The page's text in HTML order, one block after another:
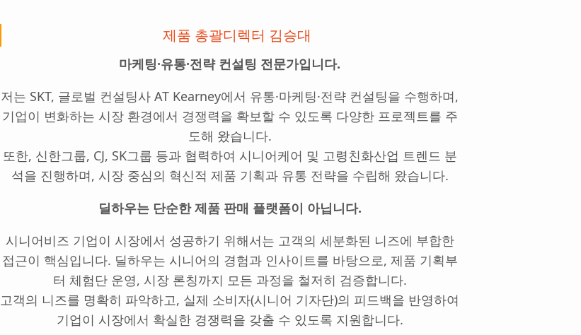
제품 총괄디렉터 김승대
마케팅·유통·전략 컨설팅 전문가입니다.
저는 SKT, 글로벌 컨설팅사 AT Kearney에서 유통·마케팅·전략 컨설팅을 수행하며,
기업이 변화하는 시장 환경에서 경쟁력을 확보할 수 있도록 다양한 프로젝트를 주
도해 왔습니다.
또한, 신한그룹, CJ, SK그룹 등과 협력하여 시니어케어 및 고령친화산업 트렌드 분
석을 진행하며, 시장 중심의 혁신적 제품 기획과 유통 전략을 수립해 왔습니다.
딜하우는 단순한 제품 판매 플랫폼이 아닙니다.
시니어비즈 기업이 시장에서 성공하기 위해서는 고객의 세분화된 니즈에 부합한
접근이 핵심입니다. 딜하우는 시니어의 경험과 인사이트를 바탕으로, 제품 기획부
터 체험단 운영, 시장 론칭까지 모든 과정을 철저히 검증합니다.
고객의 니즈를 명확히 파악하고, 실제 소비자(시니어 기자단)의 피드백을 반영하여
기업이 시장에서 확실한 경쟁력을 갖출 수 있도록 지원합니다.